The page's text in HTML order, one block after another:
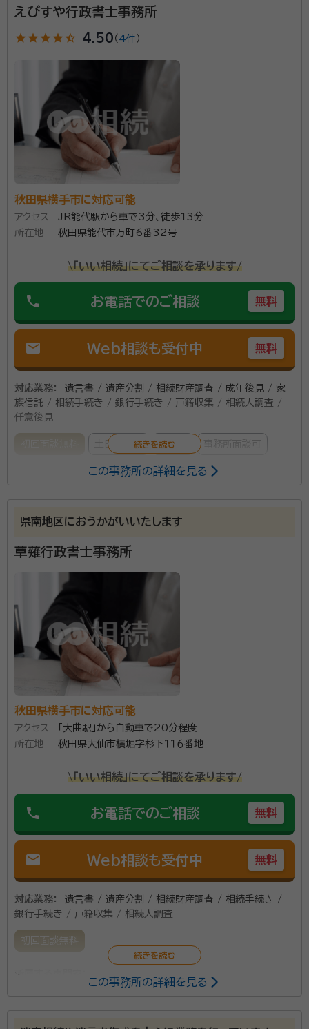
えびすや行政書士事務所
star star star star star_half 4.50 （ 4件 ）
秋田県横手市に対応可能
アクセス
JR能代駅から車で3分、徒歩13分
所在地
秋田県能代市万町6番32号
\「いい相続」にてご相談を承ります/
phone お電話でのご相談 無料
mail Web相談も受付中 無料
対応業務：
遺言書 / 遺産分割 / 相続財産調査 / 成年後見 / 家
族信託 / 相続手続き / 銀行手続き / 戸籍収集 / 相続人調査 /
任意後見
土日相談可 訪問可 事務所面談可
account_circle 満足度 5.0
ご利用時期：2026/3
山奥の実家まで来ていただいて助かりました。わからないことも丁寧に
教えていただいて全てお願いする事にしました。
契約後の感想
相続手続きは実際に経験しないと分からないことばかりなので、お任せ
して良かったと思います。
能代市を中心に、相続手続き・遺言書作成・成年後見な
どのサポートをしています。お気軽にご相談ください。
資格等： 行政書士
ポートセンター秋田県支部
この事務所の詳細を見る
県南地区におうかがいいたします
草薙行政書士事務所
秋田県横手市に対応可能
アクセス
「大曲駅」から自動車で20分程度
所在地
秋田県大仙市横堀字杉下１１６番地
\「いい相続」にてご相談を承ります/
phone お電話でのご相談 無料
mail Web相談も受付中 無料
対応業務：
遺言書 / 遺産分割 / 相続財産調査 / 相続手続き /
銀行手続き / 戸籍収集 / 相続人調査
初回面談無料
この事務所の詳細を見る